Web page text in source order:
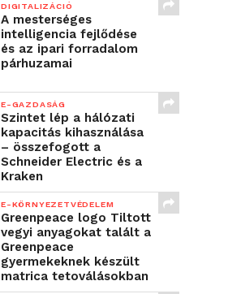
DIGITALIZÁCIÓ
A mesterséges
intelligencia fejlődése
és az ipari forradalom
párhuzamai
E-GAZDASÁG
Szintet lép a hálózati
kapacitás kihasználása
– összefogott a
Schneider Electric és a
Kraken
E-KÖRNYEZETVÉDELEM
Greenpeace logo Tiltott
vegyi anyagokat talált a
Greenpeace
gyermekeknek készült
matrica tetoválásokban